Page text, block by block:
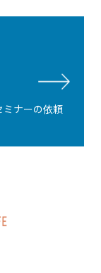
ナーの依頼